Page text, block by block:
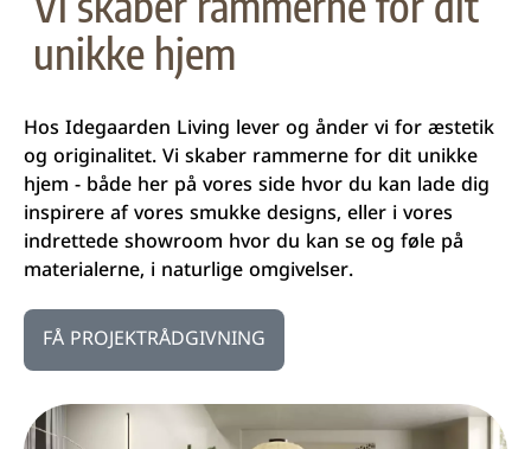
unikke hjem
Hos Idegaarden Living lever og ånder vi for æstetik
og originalitet. Vi skaber rammerne for dit unikke
hjem - både her på vores side hvor du kan lade dig
inspirere af vores smukke designs, eller i vores
indrettede showroom hvor du kan se og føle på
materialerne, i naturlige omgivelser.
FÅ PROJEKTRÅDGIVNING